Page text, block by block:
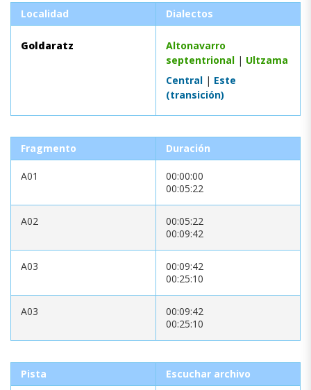
Localidad Dialectos
Goldaratz
Altonavarro
septentrional | Ultzama
Central | Este
(transición)
Fragmento Duración
A01
00:00:00
00:05:22
A02
00:05:22
00:09:42
A03
00:09:42
00:25:10
A03
00:09:42
00:25:10
Pista Escuchar archivo